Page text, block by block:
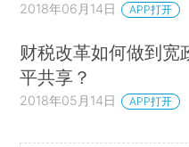
2018年06月14日 APP打开
财税改革如何做到宽
平共享？
2018年05月14日 APP打开